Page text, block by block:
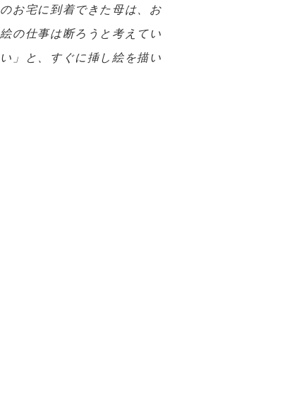
お宅に到着できた母は、お
の仕事は断ろうと考えてい
」と、すぐに挿し絵を描い